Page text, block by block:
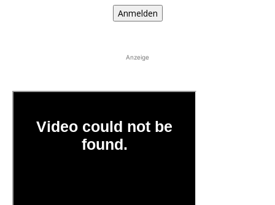
Anmelden
Anzeige